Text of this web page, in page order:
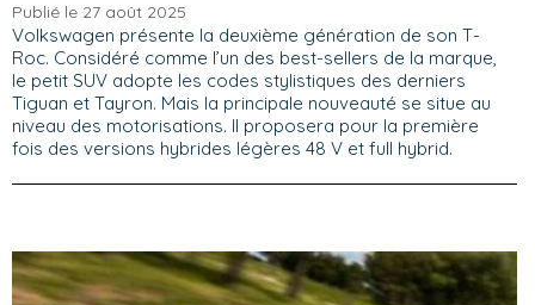
Publié le 27 août 2025
Volkswagen présente la deuxième génération de son T-
Roc. Considéré comme l’un des best-sellers de la marque,
le petit SUV adopte les codes stylistiques des derniers
Tiguan et Tayron. Mais la principale nouveauté se situe au
niveau des motorisations. Il proposera pour la première
fois des versions hybrides légères 48 V et full hybrid.